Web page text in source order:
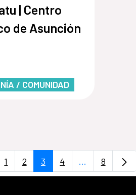
| Centro
de Asunción
/ COMUNIDAD
Página
1 Página
2 Página
3 Página
4 ...PáginasPágina
8